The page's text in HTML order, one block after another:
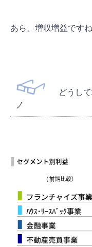
あら、増収増益です
どうして
ノ